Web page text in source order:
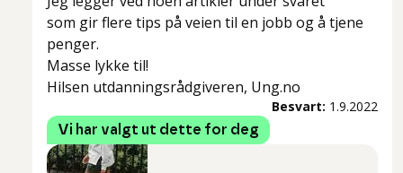
som gir flere tips på veien til en jobb og å tjene
penger.
Masse lykke til!
Hilsen utdanningsrådgiveren, Ung.no
Besvart: 1.9.2022
Vi har valgt ut dette for deg